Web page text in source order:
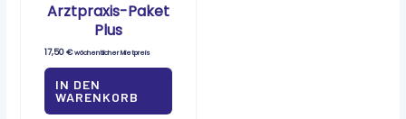
Arztpraxis-Paket
Plus
17,50€wöchentlicher Mietpreis
IN DEN
WARENKORB